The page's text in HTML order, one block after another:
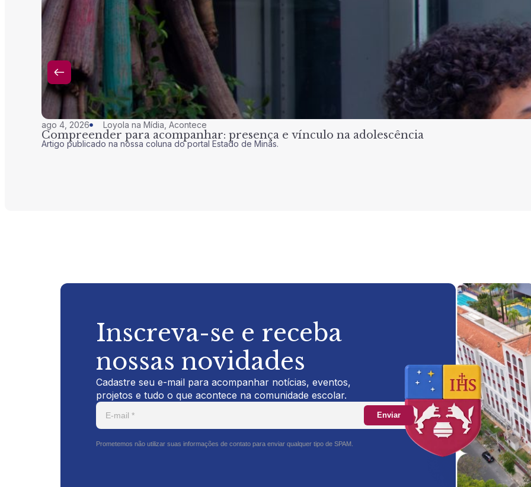
ago 4, 2026 Loyola na Mídia Acontece
Compreender para acompanhar: presença e vínculo na adolescência
Artigo publicado na nossa coluna do portal Estado de Minas.
Inscreva-se e receba
nossas novidades
Cadastre seu e-mail para acompanhar notícias, eventos,
projetos e tudo o que acontece na comunidade escolar.
Enviar
Prometemos não utilizar suas informações de contato para enviar qualquer tipo de SPAM.